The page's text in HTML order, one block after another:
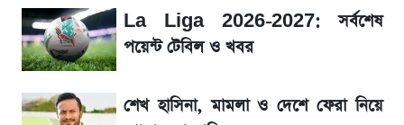
সাকিবের বাড়িতে হামলা নিয়ে মুখ খুললেন দিলীপ
ঘোষ
জেনে নিন আজকের সোনা ও রুপার সর্বশেষ দাম
La Liga 2026-2027: সর্বশেষ
পয়েন্ট টেবিল ও খবর
শেখ হাসিনা, মামলা ও দেশে ফেরা নিয়ে